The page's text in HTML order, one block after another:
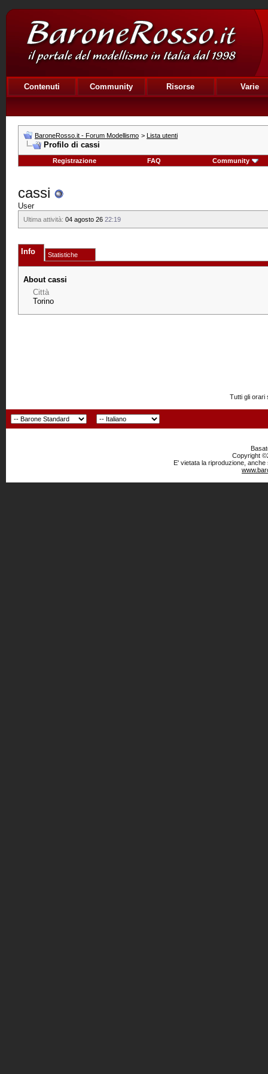
Contenuti Community Risorse Varie
BaroneRosso.it - Forum Modellismo > Lista utenti
Profilo di cassi
Registrazione FAQ Community
cassi
User
Ultima attività: 04 agosto 26 22:19
Info Statistiche
About cassi
Città
Torino
Tutti gli orari
Copyright
E' vietata la riproduzione,